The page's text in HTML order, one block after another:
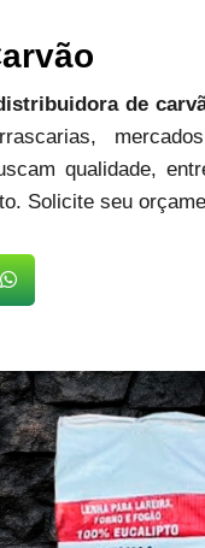
de
qualidade,
Solicite seu